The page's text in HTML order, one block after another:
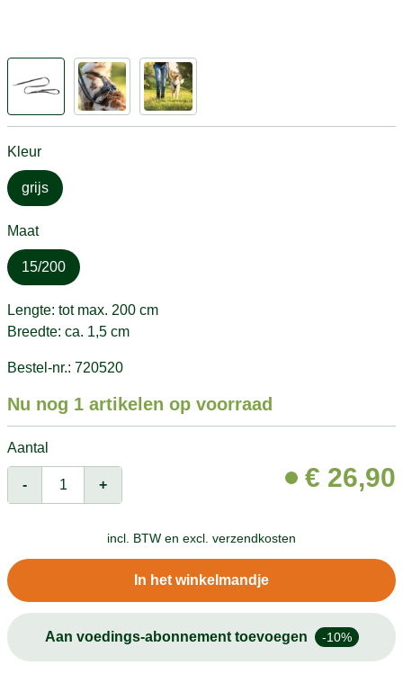
Kleur
grijs
Maat
15/200
Lengte: tot max. 200 cm
Breedte: ca. 1,5 cm
Bestel-nr.: 720520
Nu nog 1 artikelen op voorraad
Aantal
- + € 26,90
incl. BTW en excl. verzendkosten
In het winkelmandje
Aan voedings-abonnement toevoegen -10%